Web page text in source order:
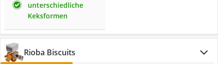
unterschiedliche
Keksformen
Rioba Biscuits